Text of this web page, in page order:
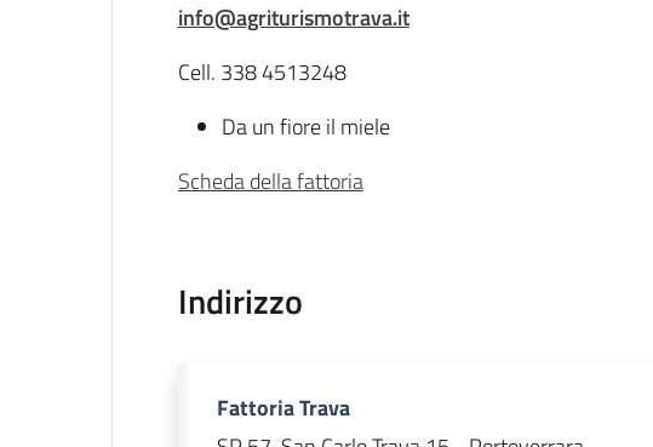
info@agriturismotrava.it
Cell. 338 4513248
Da un fiore il miele
Scheda della fattoria
Indirizzo
Fattoria Trava